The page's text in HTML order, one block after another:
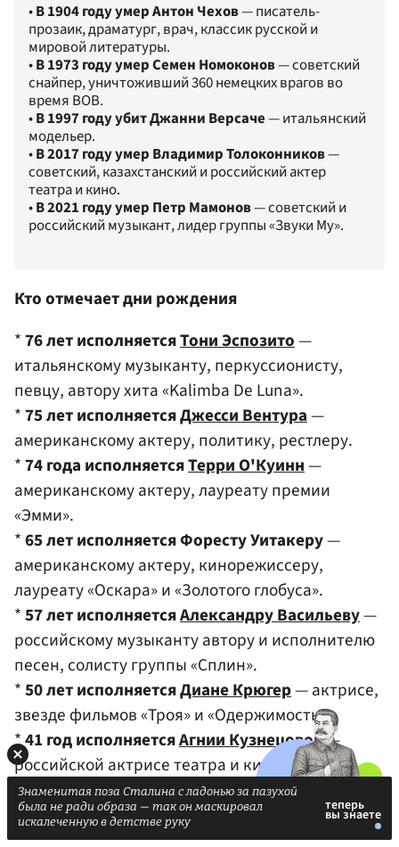
•В 1904 году умер Антон Чехов— писатель-
прозаик, драматург, врач, классик русской и
мировой литературы.
•В 1973 году умер Семен Номоконов— советский
снайпер, уничтоживший 360 немецких врагов во
время ВОВ.
•В 1997 году убит Джанни Версаче— итальянский
модельер.
•В 2017 году умер Владимир Толоконников—
советский, казахстанский и российский актер
театра и кино.
•В 2021 году умер Петр Мамонов— советский и
российский музыкант, лидер группы «Звуки Му».
Кто отмечает дни рождения
*76 лет исполняетсяТони Эспозито—
итальянскому музыканту, перкуссионисту,
певцу, автору хита «Kalimba De Luna».
*75 лет исполняетсяДжесси Вентура—
американскому актеру, политику, рестлеру.
*74 года исполняетсяТерри О'Куинн—
американскому актеру, лауреату премии
«Эмми».
*65 лет исполняется Форесту Уитакеру—
американскому актеру, кинорежиссеру,
лауреату «Оскара» и «Золотого глобуса».
*57 лет исполняетсяАлександру Васильеву—
российскому музыканту автору и исполнителю
песен, солисту группы «Сплин».
*50 лет исполняетсяДиане Крюгер— актрисе,
звезде фильмов «Троя» и «Одержимость».
*41 год исполняетсяАгнии Кузнецовой—
российской актрисе театра и кино.
Знаменитая поза Сталина с ладонью за пазухой
была не ради образа — так он маскировал
искалеченную в детстве руку